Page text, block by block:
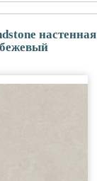
настенная